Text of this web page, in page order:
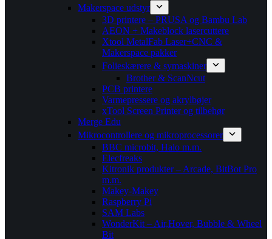
Makerspace udstyr
3D printere – PRUSA og Bambu Lab
AEON + Makeblock lasercuttere
Xtool MetalFab Laser+CNC &
Makerspace pakker
Folieskærere & symaskiner
Brother & ScanNcut
PCB printere
Varmepressere og akrylbøjer
xTool Screen Printer og tilbehør
Merge Edu
Mikrocontrollere og mikroprocessorer
BBC microbit, Halo m.m.
Elecfreaks
Kitronik produkter – Arcade, BitBot Pro
m.m.
Makey-Makey
Raspberry Pi
SAM Labs
WonderKit – Air,Hover, Bubble & Wheel
Bit